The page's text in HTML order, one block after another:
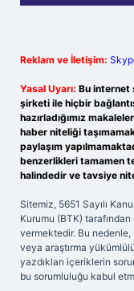
Reklam ve İletişim:
Yasal Uyarı: Bu internet
şirketi ile hiçbir
hazırladığımız
haber niteliği
paylaşım
benzerlikleri tamamen
halindedir ve tavsiye
Sitemiz, 5651 Sayılı
Kurumu (BTK)
vermektedir. Bu
veya araştırma
yazdıkları içeriklerin
bu sorumluluğu kabul